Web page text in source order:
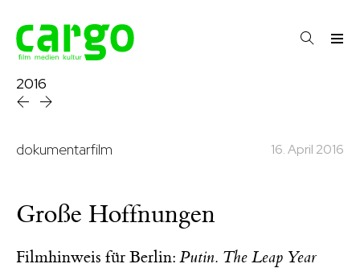
2016
dokumentarfilm 16. April 2016
Große Hoffnungen
Filmhinweis für Berlin:Putin. The Leap Year